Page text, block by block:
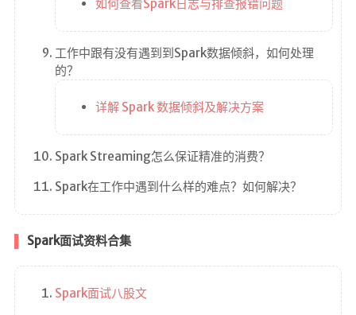
如何查看Spark日志与排查报错问题
工作中跟有没有遇到到Spark数据倾斜，如何处理
的？
详解 Spark 数据倾斜及解决方案
Spark Streaming怎么保证精准的消费？
Spark在工作中遇到什么样的难点？如何解决？
Spark面试资料合集
Spark面试八股文